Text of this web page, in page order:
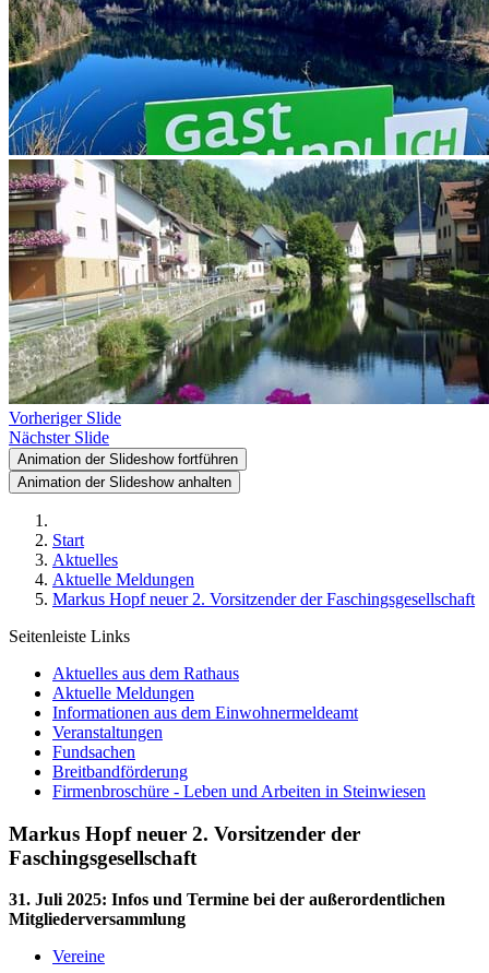
Vorheriger Slide
Nächster Slide
Animation der Slideshow fortführen
Animation der Slideshow anhalten
Start
Aktuelles
Aktuelle Meldungen
Markus Hopf neuer 2. Vorsitzender der Faschingsgesellschaft
Seitenleiste Links
Aktuelles aus dem Rathaus
Aktuelle Meldungen
Informationen aus dem Einwohnermeldeamt
Veranstaltungen
Fundsachen
Breitbandförderung
Firmenbroschüre - Leben und Arbeiten in Steinwiesen
Markus Hopf neuer 2. Vorsitzender der
Faschingsgesellschaft
31. Juli 2025: Infos und Termine bei der außerordentlichen
Mitgliederversammlung
Vereine